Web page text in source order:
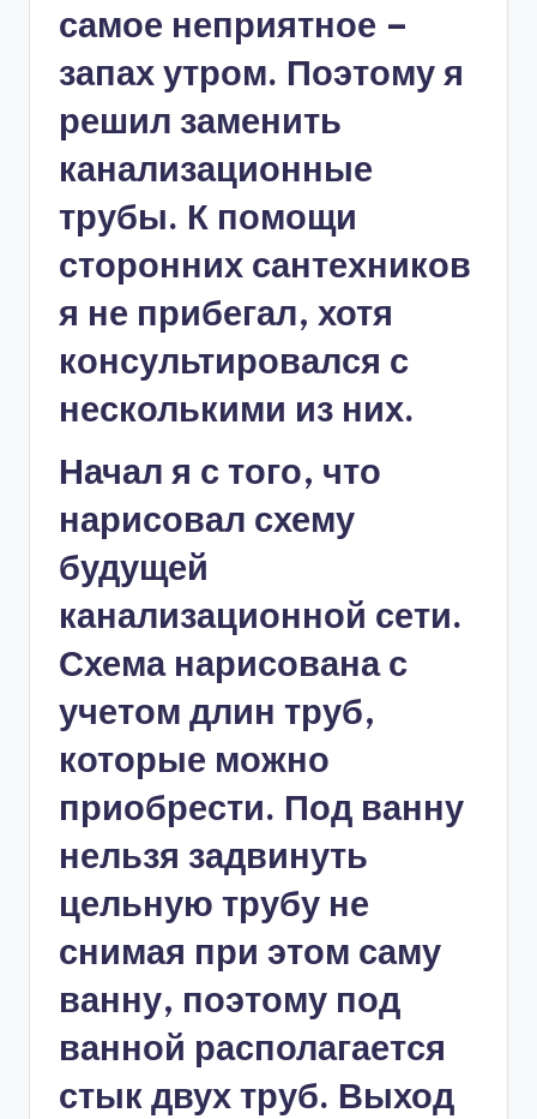
самое неприятное –
запах утром. Поэтому я
решил заменить
канализационные
трубы. К помощи
сторонних сантехников
я не прибегал, хотя
консультировался с
несколькими из них.
Начал я с того, что
нарисовал схему
будущей
канализационной сети.
Схема нарисована с
учетом длин труб,
которые можно
приобрести. Под ванну
нельзя задвинуть
цельную трубу не
снимая при этом саму
ванну, поэтому под
ванной располагается
стык двух труб. Выход